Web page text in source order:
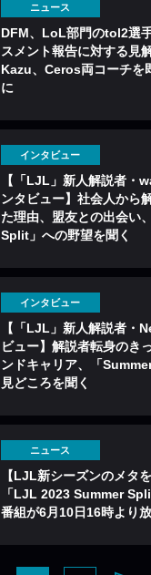
ニュース
DFM、LoL部門のtol2選
スメント報告に対する見
Kazu、Ceros両コーチを
に
インタビュー
【「LJL」新人解説者・
ンタビュー】社会人から
た理由、盟友との出会い
Split」への野望を聞く
インタビュー
【「LJL」新人解説者・
ビュー】解説者転身のき
ンドキャリア、「
見どころを聞く
ニュース
【LJL新シーズンのメタを
「LJL 2023 Summer
番組が6月10日16時より放